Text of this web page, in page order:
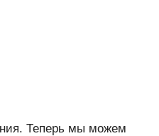
Теперь мы можем